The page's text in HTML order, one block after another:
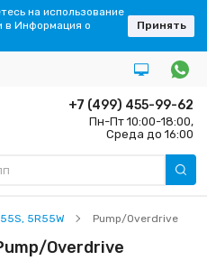
+7 (499) 455-99-62
Пн-Пт 10:00-18:00,
Среда до 16:00
5R55W Pump/Overdrive
Overdrive
на использование
в Информация о
Принять